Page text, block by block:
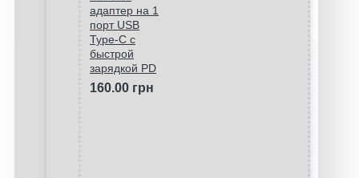
адаптер на 1
порт USB
Type-C c
быстрой
зарядкой PD
160.00 грн